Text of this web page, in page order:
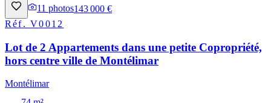
11 photos143 000 €
Réf.V0012
Lot de 2 Appartements dans une petite Copropriété,
hors centre ville de Montélimar
Montélimar